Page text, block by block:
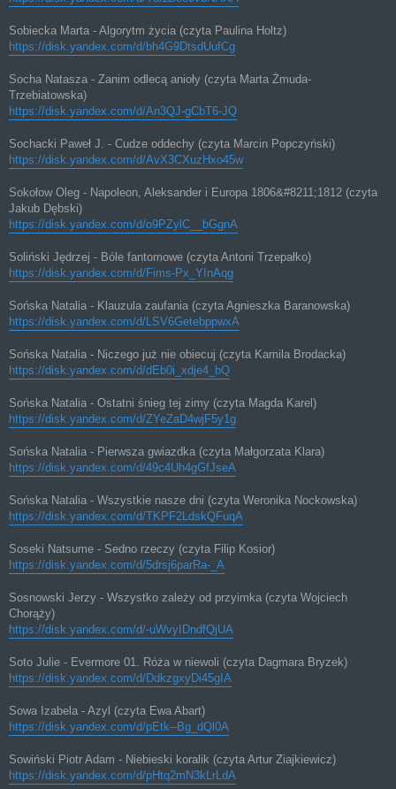
Sobiecka Marta - Algorytm życia (czyta Paulina Holtz)
https://disk.yandex.com/d/bh4G9DtsdUufCg
Socha Natasza - Zanim odlecą anioły (czyta Marta Żmuda-
Trzebiatowska)
https://disk.yandex.com/d/An3QJ-gCbT6-JQ
Sochacki Paweł J. - Cudze oddechy (czyta Marcin Popczyński)
https://disk.yandex.com/d/AvX3CXuzHxo45w
Sokołow Oleg - Napoleon, Aleksander i Europa 1806&#8211;1812 (czyta
Jakub Dębski)
https://disk.yandex.com/d/o9PZylC__bGgnA
Soliński Jędrzej - Bóle fantomowe (czyta Antoni Trzepałko)
https://disk.yandex.com/d/Fims-Px_YInAqg
Sońska Natalia - Klauzula zaufania (czyta Agnieszka Baranowska)
https://disk.yandex.com/d/LSV6GetebppwxA
Sońska Natalia - Niczego już nie obiecuj (czyta Kamila Brodacka)
https://disk.yandex.com/d/dEb0i_xdje4_bQ
Sońska Natalia - Ostatni śnieg tej zimy (czyta Magda Karel)
https://disk.yandex.com/d/ZYeZaD4wjF5y1g
Sońska Natalia - Pierwsza gwiazdka (czyta Małgorzata Klara)
https://disk.yandex.com/d/49c4Uh4gGfJseA
Sońska Natalia - Wszystkie nasze dni (czyta Weronika Nockowska)
https://disk.yandex.com/d/TKPF2LdskQFuqA
Soseki Natsume - Sedno rzeczy (czyta Filip Kosior)
https://disk.yandex.com/d/5drsj6parRa-_A
Sosnowski Jerzy - Wszystko zależy od przyimka (czyta Wojciech
Chorąży)
https://disk.yandex.com/d/-uWvyIDndfQjUA
Soto Julie - Evermore 01. Róża w niewoli (czyta Dagmara Bryzek)
https://disk.yandex.com/d/DdkzgxyDi45gIA
Sowa Izabela - Azyl (czyta Ewa Abart)
https://disk.yandex.com/d/pEtk--Bg_dQl0A
Sowiński Piotr Adam - Niebieski koralik (czyta Artur Ziajkiewicz)
https://disk.yandex.com/d/pHtq2mN3kLrLdA